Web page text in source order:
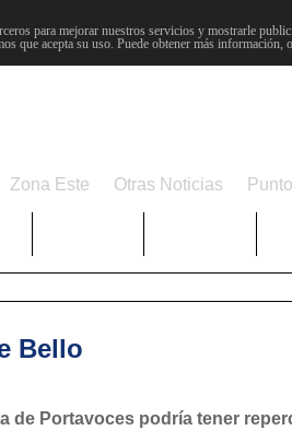
para mejorar nuestros servicios y mostrarle
que acepta su uso. Puede obtener más
Zona Este Otras Noticias
Bello
de Portavoces podría tener